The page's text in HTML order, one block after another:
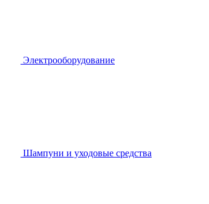
Электрооборудование
Шампуни и уходовые средства